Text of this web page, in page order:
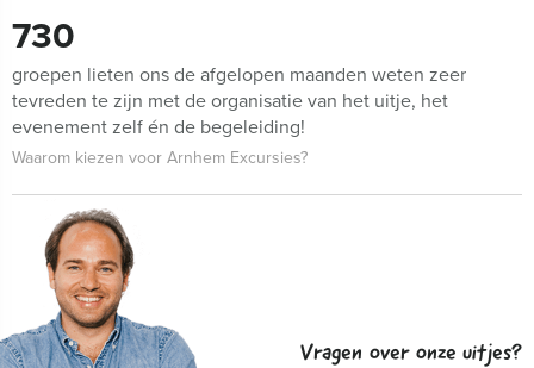
730
groepen lieten ons de afgelopen maanden weten zeer
tevreden te zijn met de organisatie van het uitje, het
evenement zelf én de begeleiding!
Waarom kiezen voor Arnhem Excursies?
Vragen over onze uitjes?